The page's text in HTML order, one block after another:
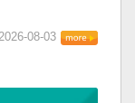
08-03